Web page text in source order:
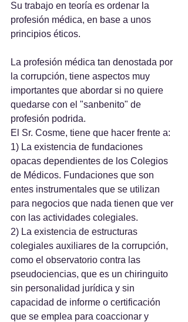
Su trabajo en teoría es ordenar la
profesión médica, en base a unos
principios éticos.
La profesión médica tan denostada por
la corrupción, tiene aspectos muy
importantes que abordar si no quiere
quedarse con el "sanbenito" de
profesión podrida.
El Sr. Cosme, tiene que hacer frente a:
1) La existencia de fundaciones
opacas dependientes de los Colegios
de Médicos. Fundaciones que son
entes instrumentales que se utilizan
para negocios que nada tienen que ver
con las actividades colegiales.
2) La existencia de estructuras
colegiales auxiliares de la corrupción,
como el observatorio contra las
pseudociencias, que es un chiringuito
sin personalidad jurídica y sin
capacidad de informe o certificación
que se emplea para coaccionar y